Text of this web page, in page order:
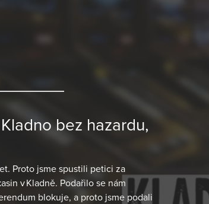
bez hazardu,
Proto jsme spustili petici za
v Kladně. Podařilo se nám
blokuje, a proto jsme podali